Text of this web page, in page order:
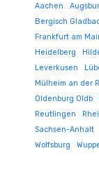
Aachen
Bergisch
Frankfurt am
Heidelberg
Leverkusen
Mülheim an der
Oldenburg Oldb
Reutlingen
Sachsen-Anhalt
Wolfsburg